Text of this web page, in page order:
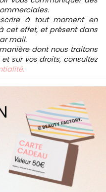
à tout moment en
cet effet, et présent dans
mail.
dont nous traitons
sur vos droits, consultez